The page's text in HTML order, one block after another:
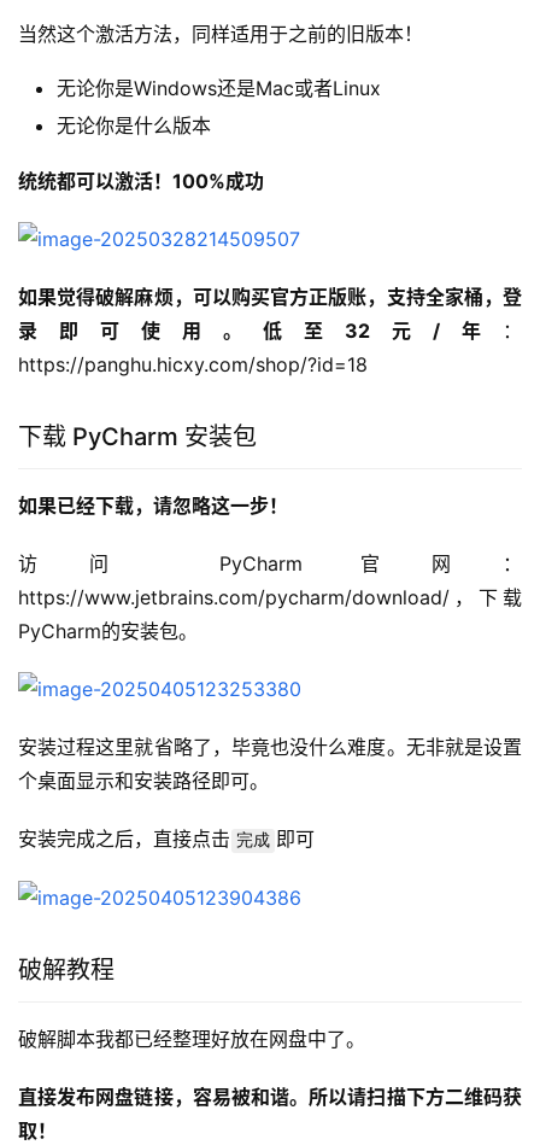
当然这个激活方法，同样适用于之前的旧版本！
无论你是Windows还是Mac或者Linux
无论你是什么版本
统统都可以激活！100%成功
如果觉得破解麻烦，可以购买官方正版账，支持全家桶，登
录即可使用。低至32元/年
：
https://panghu.hicxy.com/shop/?id=18
下载 PyCharm 安装包
如果已经下载，请忽略这一步！
访问 PyCharm 官网：
https://www.jetbrains.com/pycharm/download/，下载
PyCharm的安装包。
安装过程这里就省略了，毕竟也没什么难度。无非就是设置
个桌面显示和安装路径即可。
安装完成之后，直接点击 完成 即可
破解教程
破解脚本我都已经整理好放在网盘中了。
直接发布网盘链接，容易被和谐。所以请扫描下方二维码获
取！